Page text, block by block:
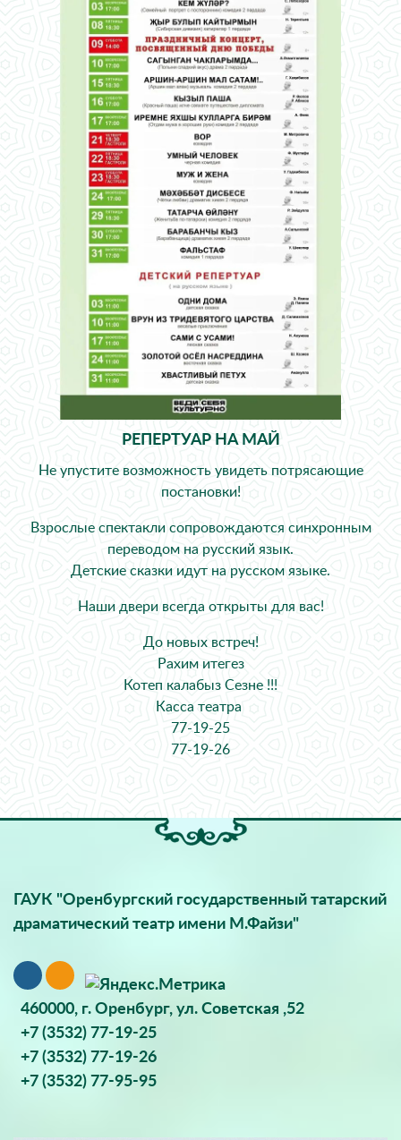
РЕПЕРТУАР НА МАЙ
Не упустите возможность увидеть потрясающие
постановки!
Взрослые спектакли сопровождаются ️синхронным
переводом на русский язык.
Детские сказки идут на русском языке.
Наши двери всегда открыты для вас!
До новых встреч!
Рахим итегез
Котеп калабыз Сезне !!!
Касса театра
77-19-25
77-19-26
ГАУК "Оренбургский государственный татарский
драматический театр имени М.Файзи"
460000, г. Оренбург, ул. Советская ,52
+7 (3532) 77-19-25
+7 (3532) 77-19-26
+7 (3532) 77-95-95